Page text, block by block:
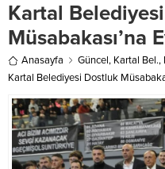
Kartal
Müsabakası’na
Anasayfa Güncel, Kartal Bel.,
Kartal Belediyesi Dostluk